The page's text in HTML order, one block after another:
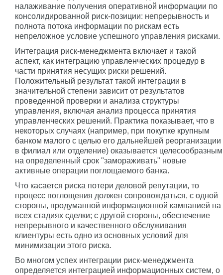
налаживание получения оперативной информации по
консолидированной риск-позиции: непрерывность и
полнота потока информации по рискам есть
непреложное условие успешного управления рисками.
Интеграция риск-менеджмента включает и такой
аспект, как интеграцию управленческих процедур в
части принятия несущих риски решений.
Положительный результат такой интеграции в
значительной степени зависит от результатов
проведенной проверки и анализа структуры
управления, включая анализ процесса принятия
управленческих решений. Практика показывает, что в
некоторых случаях (например, при покупке крупным
банком малого с целью его дальнейшей реорганизации
в филиал или отделение) оказывается целесообразным
на определенный срок "замораживать" новые
активные операции поглощаемого банка.
Что касается риска потери деловой репутации, то
процесс поглощения должен сопровождаться, с одной
стороны, продуманной информационной кампанией на
всех стадиях сделки; с другой стороны, обеспечение
непрерывного и качественного обслуживания
клиентуры есть одно из основных условий для
минимизации этого риска.
Во многом успех интеграции риск-менеджмента
определяется интеграцией информационных систем, о